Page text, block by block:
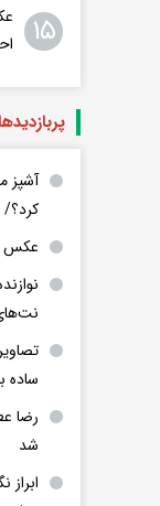
۱۵
آشپز
کرد؟/
عکس
ساده
رضا
شد